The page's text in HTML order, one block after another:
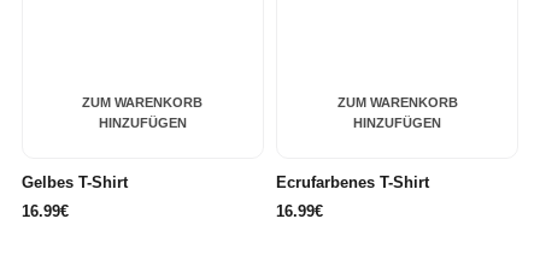
ZUM WARENKORB
HINZUFÜGEN
Gelbes T-Shirt
16.99€
ZUM WARENKORB
HINZUFÜGEN
Ecrufarbenes T-Shirt
16.99€